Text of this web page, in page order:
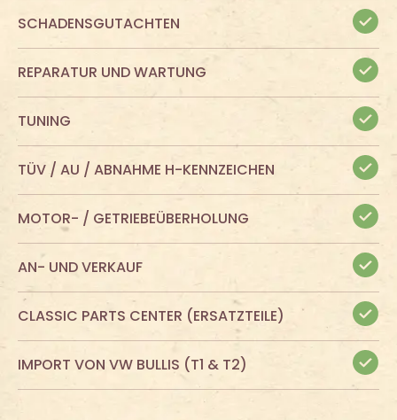
SCHADENSGUTACHTEN
REPARATUR UND WARTUNG
TUNING
TÜV / AU / ABNAHME H-KENNZEICHEN
MOTOR- / GETRIEBEÜBERHOLUNG
AN- UND VERKAUF
CLASSIC PARTS CENTER (ERSATZTEILE)
IMPORT VON VW BULLIS (T1 & T2)